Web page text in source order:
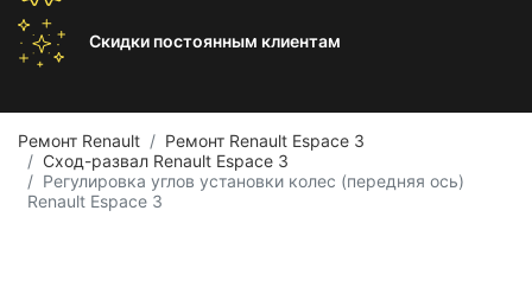
Скидки постоянным клиентам
Ремонт Renault
Ремонт Renault Espace 3
Сход-развал Renault Espace 3
Регулировка углов установки колес (передняя ось)
Renault Espace 3